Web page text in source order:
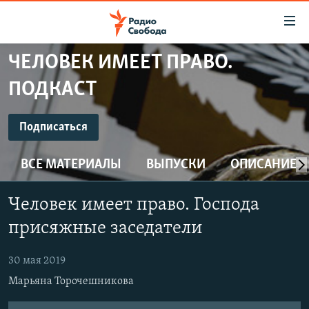
упрощенного
доступа
Вернуться
основному
содержанию
Вернутся
главной
навигации
Вернутся
поиску
ПРОГРАММЫ
ПОДКАСТЫ
АВТОРСКИЕ ПРОЕКТЫ
ЦИТАТЫ СВОБОДЫ
МНЕНИЯ
КУЛЬТУРА
IDEL.РЕАЛИИ
ЧЕЛОВЕК ИМЕЕТ ПРАВО.
ПОДКАСТ
ПодписатьсяПОДПИСАТЬСЯ
Spotify
CastBox
ВСЕ МАТЕРИАЛЫ ВЫПУСКИ ОПИСАНИЕ
Человек имеет право. Господа
присяжные заседатели
30 мая 2019
Марьяна Торочешникова